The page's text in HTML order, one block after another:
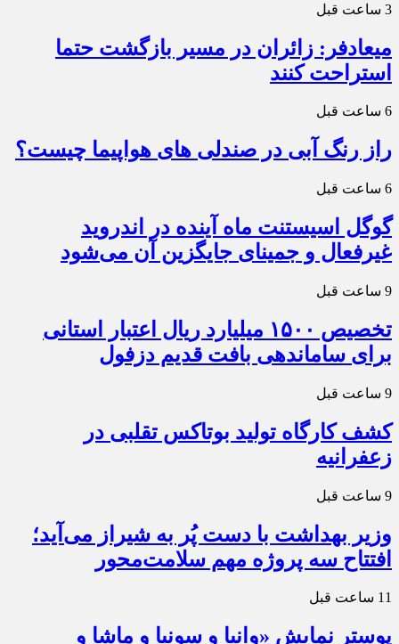
3 ساعت قبل
میعادفر: زائران در مسیر بازگشت حتما
استراحت کنند
6 ساعت قبل
راز رنگ آبی در صندلی های هواپیما چیست؟
6 ساعت قبل
گوگل اسیستنت ماه آینده در اندروید
غیرفعال و جمینای جایگزین آن می‌شود
9 ساعت قبل
تخصیص ۱۵۰۰ میلیارد ریال اعتبار استانی
برای ساماندهی بافت قدیم دزفول
9 ساعت قبل
کشف کارگاه تولید بوتاکس تقلبی در
زعفرانیه
9 ساعت قبل
وزیر بهداشت با دست پُر به شیراز می‌آید؛
افتتاح سه پروژه مهم سلامت‌محور
11 ساعت قبل
پوستر نمایش «وانیا و سونیا و ماشا و